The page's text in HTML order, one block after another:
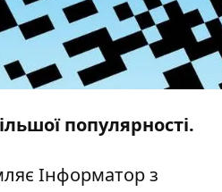
популярності.
Інформаторз